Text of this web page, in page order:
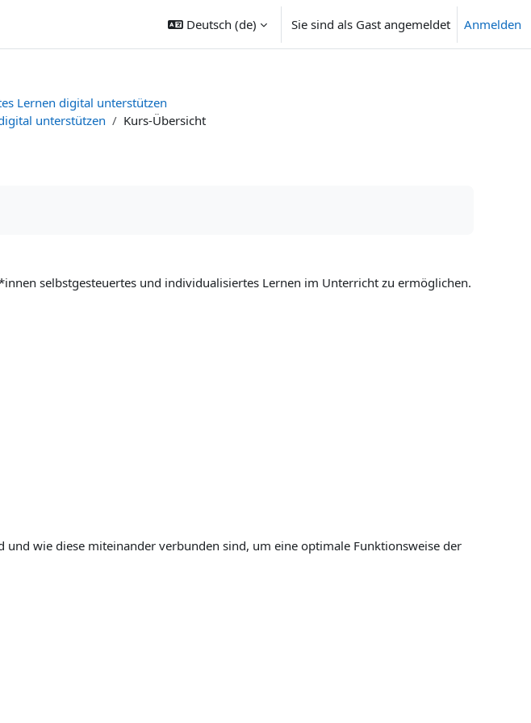
Deutsch ‎(de)‎ Sie sind als Gast angemeldet Anmelden
Lernen digital unterstützen
unterstützen
Kurs-Übersicht
selbstgesteuertes und individualisiertes Lernen im Unterricht zu ermöglichen.
wie diese miteinander verbunden sind, um eine optimale Funktionsweise der